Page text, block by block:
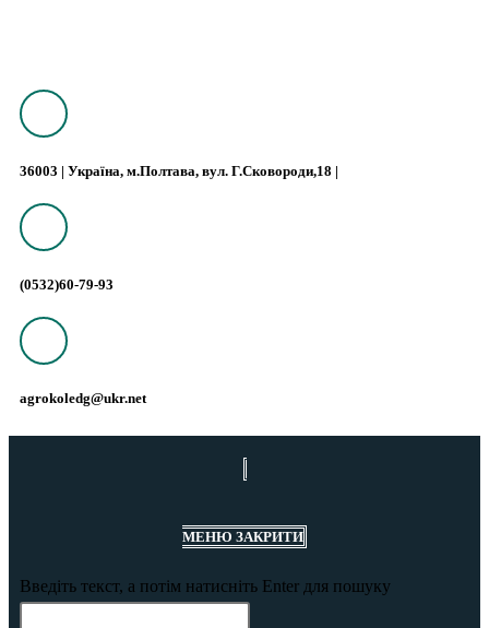
36003 | Україна, м.Полтава, вул. Г.Сковороди,18 |
(0532)60-79-93
agrokoledg@ukr.net
МЕНЮ ЗАКРИТИ
Введіть текст, а потім натисніть Enter для пошуку